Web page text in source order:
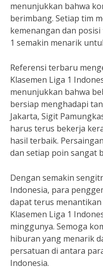
menunjukkan bahwa
berimbang. Setiap tim
kemenangan dan
1 semakin menarik
Referensi terbaru
Klasemen Liga 1
menunjukkan bahwa
bersiap menghadapi
Jakarta, Sigit
harus terus bekerja
hasil terbaik.
dan setiap poin sangat
Dengan semakin
Indonesia, para
dapat terus
Klasemen Liga 1
minggunya. Semoga
hiburan yang menarik
persatuan di antara
Indonesia.